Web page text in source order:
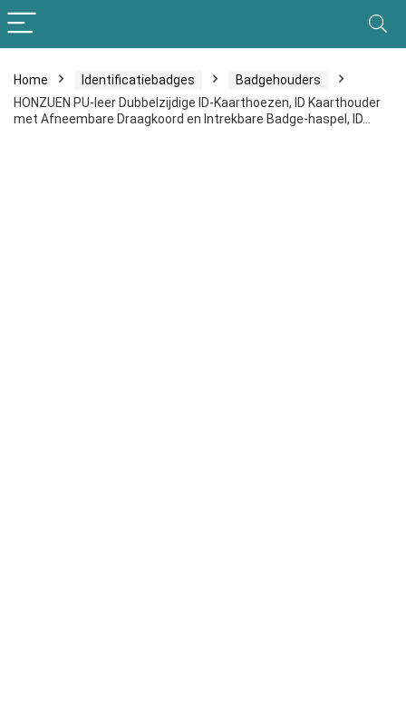
Home Identificatiebadges
Badgehouders
HONZUEN PU-leer Dubbelzijdige ID-Kaarthoezen, ID Kaarthouder
met Afneembare Draagkoord en Intrekbare Badge-haspel, ID…